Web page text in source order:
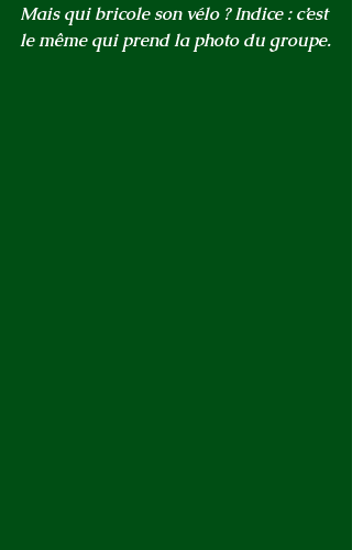
Mais qui bricole son vélo ? Indice : c’est
le même qui prend la photo du groupe.